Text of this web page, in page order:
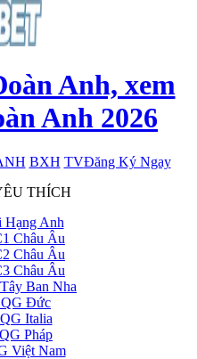
Anh, xem
Anh 2026
BXH TVĐăng Ký Ngay
x
THÍCH
Hạng Anh
Châu Âu
Châu Âu
Châu Âu
Ban Nha
Đức
Italia
Pháp
Việt Nam